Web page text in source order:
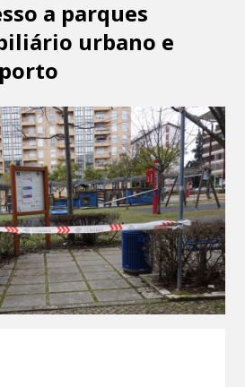
a parques
urbano e